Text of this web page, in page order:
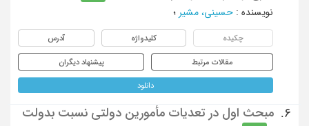
نویسنده : حسینی، مشیر ؛
چکیده کلیدواژه آدرس
مقالات مرتبط پیشنهاد دیگران
دانلود
6. مبحث اول در تعدیات مأمورین دولتی نسبت بدولت